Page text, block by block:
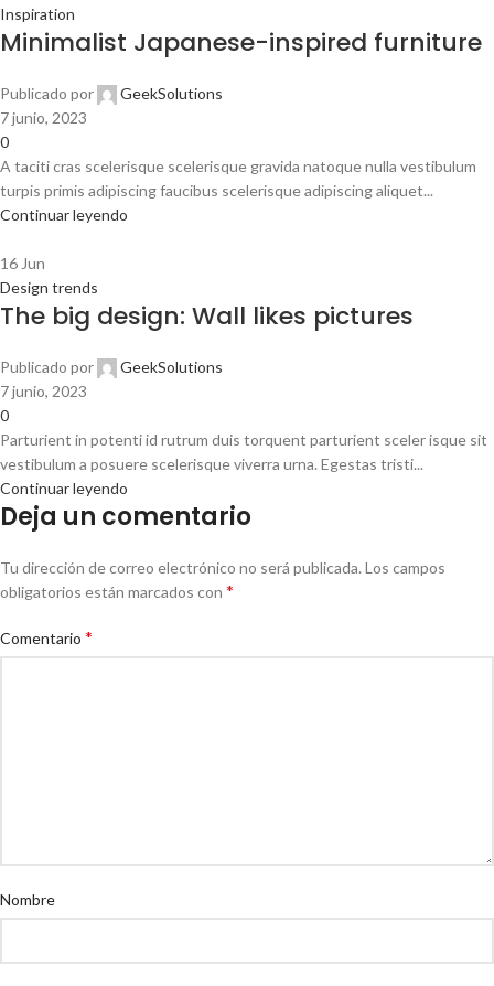
Inspiration
Minimalist Japanese-inspired furniture
Publicado por
GeekSolutions
7 junio, 2023
0
A taciti cras scelerisque scelerisque gravida natoque nulla vestibulum
turpis primis adipiscing faucibus scelerisque adipiscing aliquet...
Continuar leyendo
16 Jun
Design trends
The big design: Wall likes pictures
Publicado por
GeekSolutions
7 junio, 2023
0
Parturient in potenti id rutrum duis torquent parturient sceler isque sit
vestibulum a posuere scelerisque viverra urna. Egestas tristi...
Continuar leyendo
Deja un comentario
Tu dirección de correo electrónico no será publicada. Los campos
obligatorios están marcados con *
Comentario *
Nombre